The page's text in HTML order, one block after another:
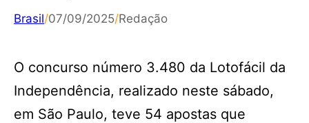
Brasil/07/09/2025/Redação
O concurso número 3.480 da Lotofácil da
Independência, realizado neste sábado,
em São Paulo, teve 54 apostas que